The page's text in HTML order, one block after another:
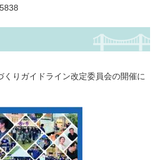
りガイドライン改定委員会の開催に